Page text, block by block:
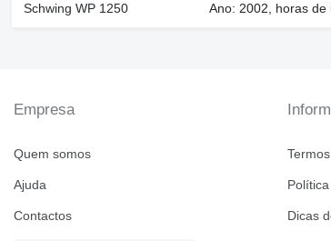
Schwing WP 1250 Ano: 2002, horas
Empresa
Quem somos
Ajuda
Contactos Dicas